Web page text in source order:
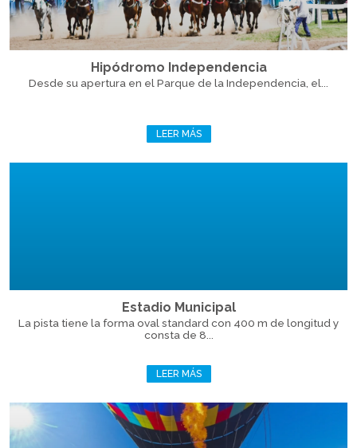
Hipódromo Independencia
Desde su apertura en el Parque de la Independencia, el...
LEER MÁS
Estadio Municipal
La pista tiene la forma oval standard con 400 m de longitud y
consta de 8...
LEER MÁS